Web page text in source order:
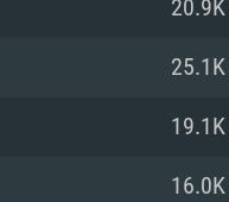
어 이상
이상을 지원하
Core i5 (Intel
어
원하고, 최신
20.9K
25.1K
19.1K
16.0K